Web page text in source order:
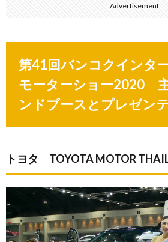
Advertisement
第41回バンコクインタ
モーターショー2020
ンドブースとプレゼン
トヨタ TOYOTA MOTOR